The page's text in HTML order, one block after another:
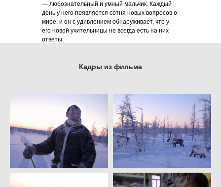
— любознательный и умный мальчик. Каждый
день у него появляется сотня новых вопросов о
мире, и он с удивлением обнаруживает, что у
его новой учительницы не всегда есть на них
ответы.
Кадры из фильма